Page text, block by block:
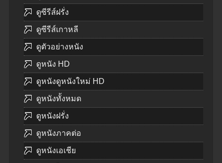
ดูซีรีส์ฝรั่ง
ดูซีรีส์เกาหลี
ดูตัวอย่างหนัง
ดูหนัง HD
ดูหนังดูหนังใหม่ HD
ดูหนังทั้งหมด
ดูหนังฝรั่ง
ดูหนังภาคต่อ
ดูหนังเอเชีย